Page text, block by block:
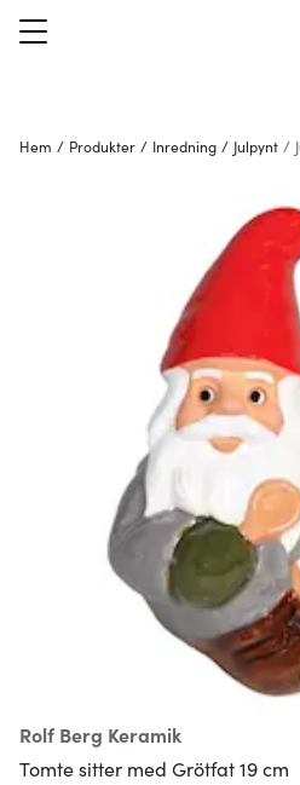
Hem / Produkter / Inredning / Julpynt /
Rolf Berg Keramik
Tomte sitter med Grötfat 19 cm